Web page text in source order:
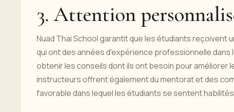
3. Attention
Nuad Thai School garantit que les étudiants
qui ont des années d'expérience professionnelle
obtenir les conseils dont ils ont besoin pour
instructeurs offrent également du mentorat et des
favorable dans lequel les étudiants se sentent